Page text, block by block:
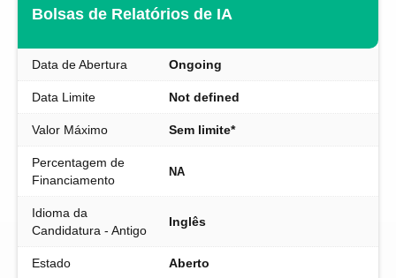
Bolsas de Relatórios de IA
Data de Abertura Ongoing
Data Limite Not defined
Valor Máximo Sem limite*
Percentagem de
Financiamento
NA
Idioma da
Candidatura - Antigo
Inglês
Estado Aberto